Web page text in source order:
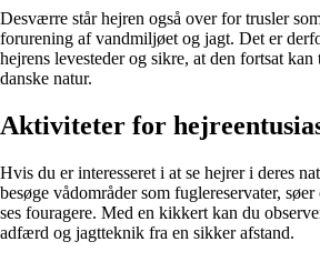
Desværre står hejren også over for trusler
forurening af vandmiljøet og jagt. Det er
hejrens levesteder og sikre, at den fortsat
danske natur.
Aktiviteter for
Hvis du er interesseret i at se hejrer i deres
besøge vådområder som fuglereservater,
ses fouragere. Med en kikkert kan du
adfærd og jagtteknik fra en sikker afstand.